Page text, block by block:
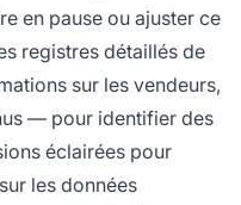
en pause ou ajuster ce
registres détaillés de
sur les vendeurs,
— pour identifier des
éclairées pour
les données